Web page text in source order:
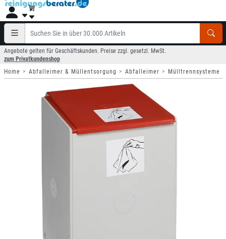
Angebote gelten für Geschäftskunden. Preise zzgl. gesetzl. MwSt.
zum Privatkundenshop
Home
Abfalleimer & Müllentsorgung Abfalleimer Mülltrennsysteme